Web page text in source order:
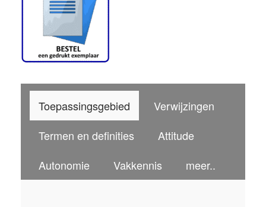
Toepassingsgebied
Verwijzingen
Termen en definities
Attitude
Autonomie
Vakkennis meer..